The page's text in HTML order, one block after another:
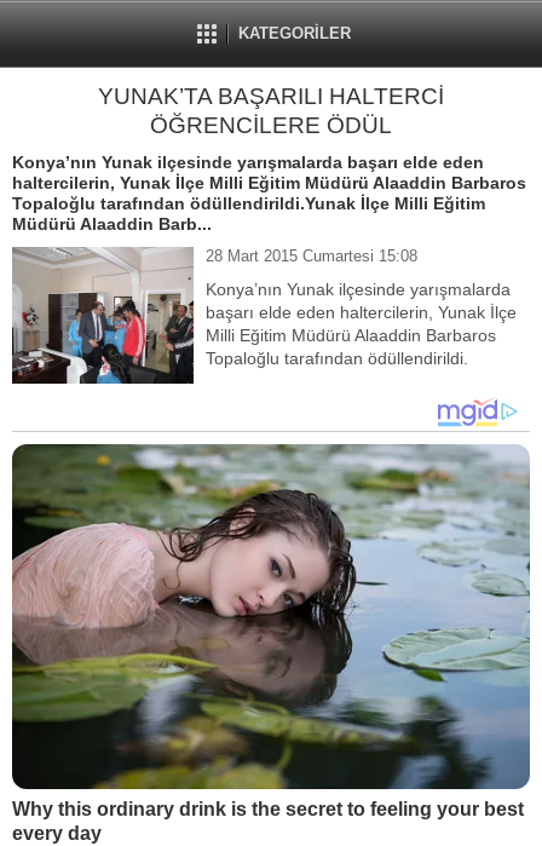
KATEGORİLER
YUNAK’TA BAŞARILI HALTERCİ
ÖĞRENCİLERE ÖDÜL
Konya’nın Yunak ilçesinde yarışmalarda başarı elde eden
haltercilerin, Yunak İlçe Milli Eğitim Müdürü Alaaddin Barbaros
Topaloğlu tarafından ödüllendirildi.Yunak İlçe Milli Eğitim
Müdürü Alaaddin Barb...
28 Mart 2015 Cumartesi 15:08
Konya’nın Yunak ilçesinde yarışmalarda
başarı elde eden haltercilerin, Yunak İlçe
Milli Eğitim Müdürü Alaaddin Barbaros
Topaloğlu tarafından ödüllendirildi.